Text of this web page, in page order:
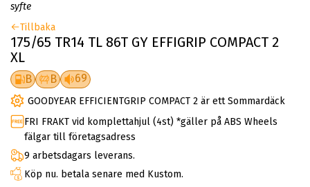
syfte
Tillbaka
175/65 TR14 TL 86T GY EFFIGRIP COMPACT 2
XL
B B 69
GOODYEAR EFFICIENTGRIP COMPACT 2 är ett Sommardäck
FRI FRAKT vid komplettahjul (4st) *gäller på ABS Wheels
fälgar till företagsadress
9 arbetsdagars leverans.
Köp nu. betala senare med Kustom.